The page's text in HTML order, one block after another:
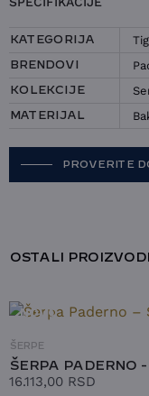
KATEGORIJA
BRENDOVI
KOLEKCIJE
MATERIJAL
PROVERITE
OSTALI
NOVO
ŠERPE
ŠERPA PADERNO
16.113,00 RSD